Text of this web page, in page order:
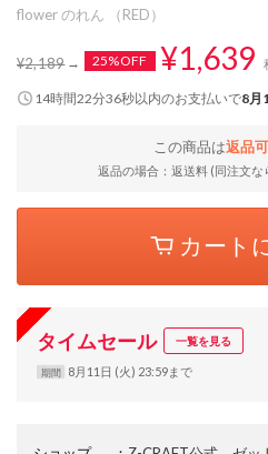
flower のれん （RED）
¥2,189 25%OFF ¥1,639
14時間22分35秒以内のお支払いで8月
この商品は返品
返品の場合：返送料 (同注文
カート
タイムセール 一覧を見る
期間 8月11日 (火) 23:59まで